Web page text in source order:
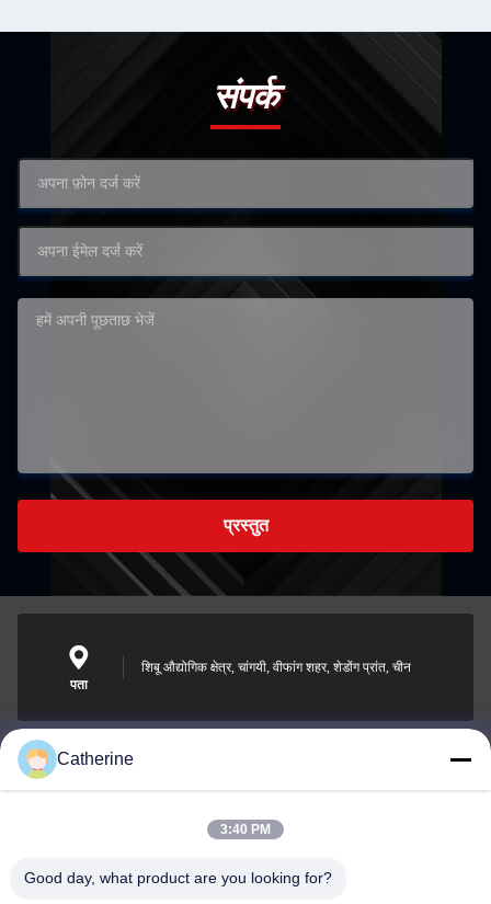
संपर्क
प्रस्तुत
पता
शिबू औद्योगिक क्षेत्र, चांगयी, वीफांग शहर, शेडोंग प्रांत, चीन
padraic@huayumachine.cn
Catherine
3:40 PM
Good day, what product are you looking for?